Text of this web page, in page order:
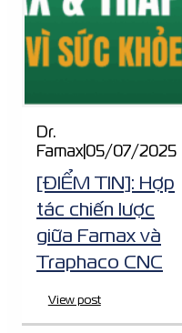
Dr.
Famax|05/07/2025
[ĐIỂM TIN]: Hợp
tác chiến lược
giữa Famax và
Traphaco CNC
View post